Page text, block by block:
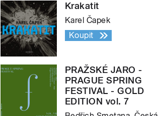
Krakatit
Karel Čapek
Koupit
PRAŽSKÉ JARO -
PRAGUE SPRING
FESTIVAL - GOLD
EDITION vol. 7